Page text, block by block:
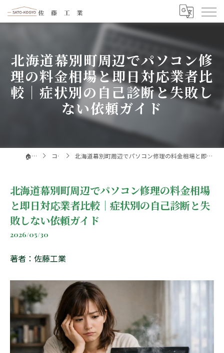
北海道幕別町周辺でパソコン修
理の料金相場と即日対応業者比
較｜症状別の自己診断と失敗し
ない依頼ガイド
🏠️ホーム コラム 北海道幕別町周辺でパソコン修理の料金相場と即日対応業者比較｜症状別の自己診断と失敗しない依頼ガイド
北海道幕別町周辺でパソコン修理の料金相場
と即日対応業者比較｜症状別の自己診断と失
敗しない依頼ガイド
2026/05/30
著者：佐藤工業